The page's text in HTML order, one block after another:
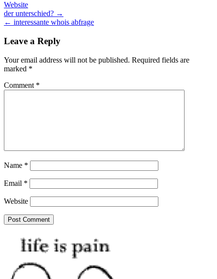
Website
Post
navigation
der unterschied? →
← interessante whois abfrage
Leave a Reply
Your email address will not be published. Required fields are
marked *
Comment *
Name *
Email *
Website